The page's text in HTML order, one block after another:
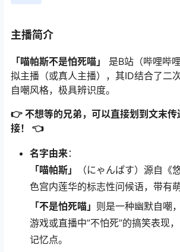
主播简介
「喵帕斯不是怕死喵」
是B站（哔哩哔
拟主播（或真人主播），其ID结合了二
自嘲风格，极具辨识度。
👉 不想等的兄弟，可以直接划到文末
接！ 👈
名字由来：
「喵帕斯」
（にゃんぱす）源自《
色宫内莲华的标志性问候语，带有
「不是怕死喵」 则是一种幽默自嘲
游戏或直播中”不怕死”的搞笑表现
记忆点。